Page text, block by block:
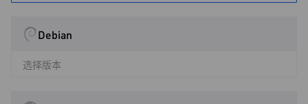
Debian
选择版本